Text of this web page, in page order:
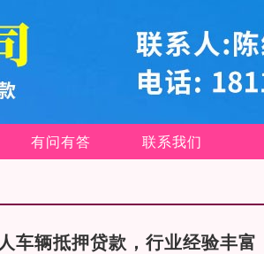
有问有答 联系我们
车辆抵押贷款，行业经验丰富